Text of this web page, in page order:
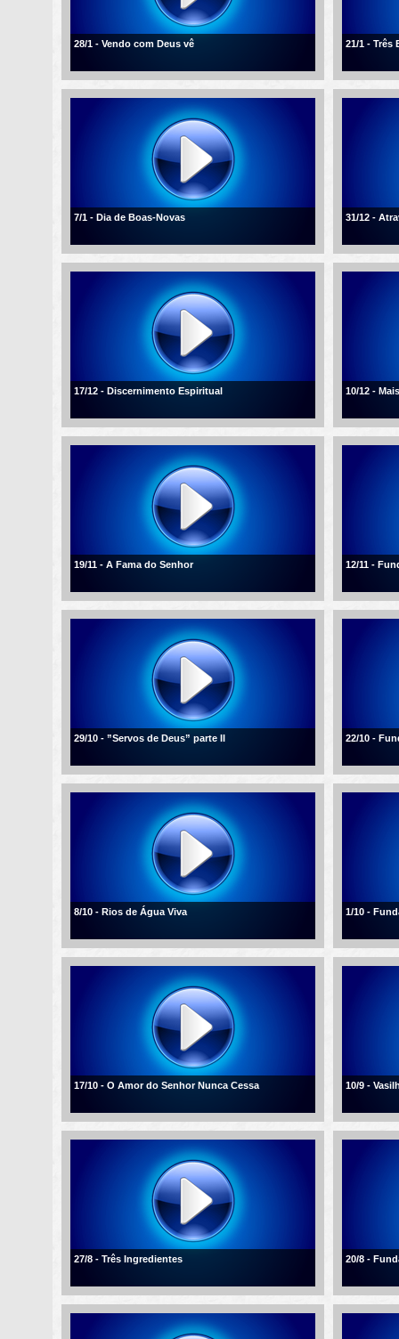
28/1 - Vendo com Deus vê 21/1 - Três
7/1 - Dia de Boas-Novas 31/12 -
17/12 - Discernimento Espiritual 10/12 -
19/11 - A Fama do Senhor 12/11 -
29/10 - ”Servos de Deus” parte II 22/10 -
8/10 - Rios de Água Viva 1/10 -
17/10 - O Amor do Senhor Nunca Cessa 10/9 -
27/8 - Três Ingredientes 20/8 -